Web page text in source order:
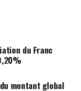
du Franc
montant global